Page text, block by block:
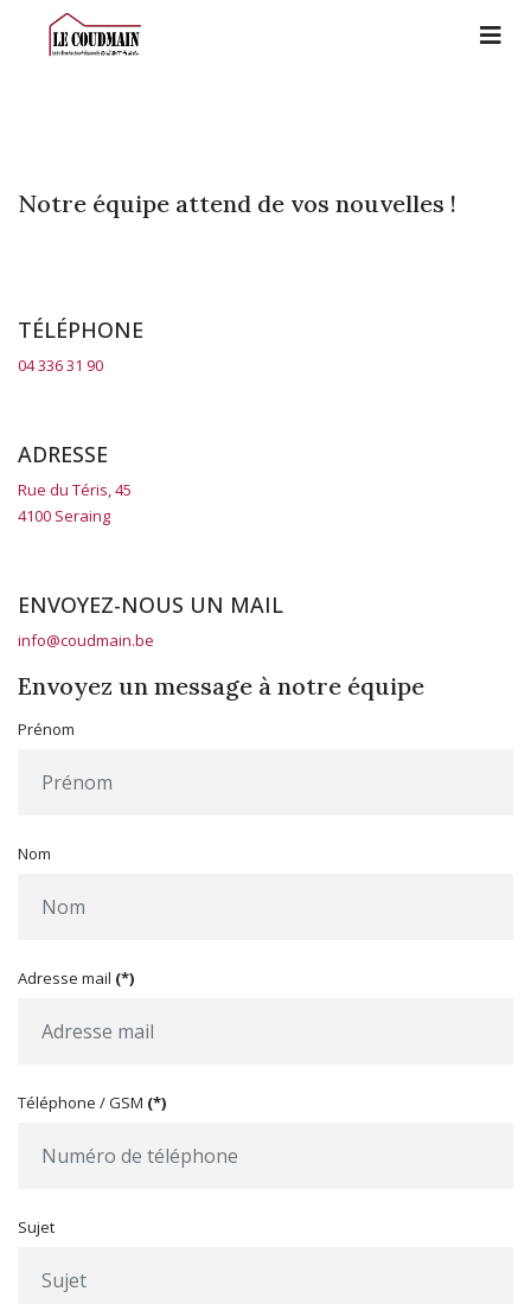
Notre équipe attend de vos nouvelles !
TÉLÉPHONE
04 336 31 90
ADRESSE
Rue du Téris, 45
4100 Seraing
ENVOYEZ-NOUS UN MAIL
info@coudmain.be
Envoyez un message à notre équipe
Prénom
Nom
Adresse mail (*)
Téléphone / GSM (*)
Sujet